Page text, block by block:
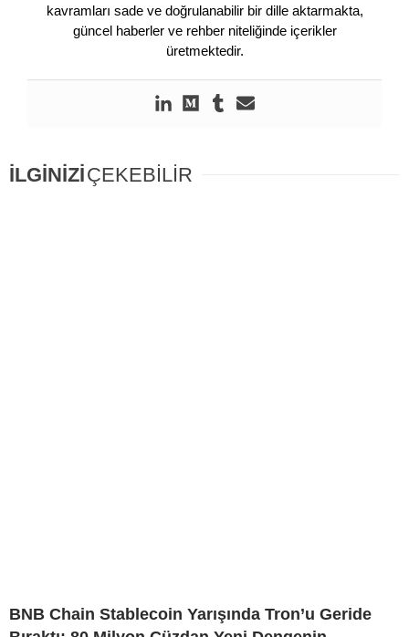
kavramları sade ve doğrulanabilir bir dille aktarmakta,
güncel haberler ve rehber niteliğinde içerikler
üretmektedir.
İLGİNİZİÇEKEBİLİR
BNB Chain Stablecoin Yarışında Tron’u Geride